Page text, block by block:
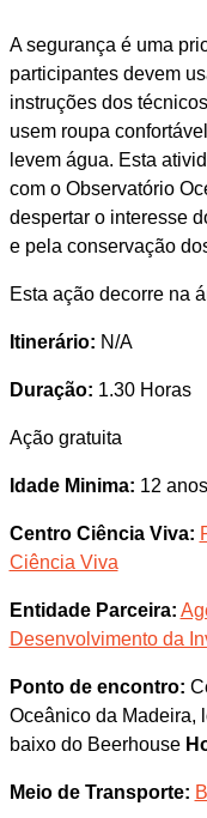
A segurança é uma
participantes devem
instruções dos
usem roupa
levem água. Esta
com o Observatório
despertar o interesse
e pela conservação
Esta ação decorre na
Itinerário: N/A
Duração: 1.30 Horas
Ação gratuita
Idade Minima: 12 anos
Centro Ciência Viva:
Ciência Viva
Entidade Parceira:
Desenvolvimento da
Ponto de encontro:
Oceânico da Madeira,
baixo do Beerhouse
Meio de Transporte: